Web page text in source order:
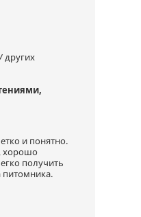
других
и понятно.
хорошо
получить
питомника.